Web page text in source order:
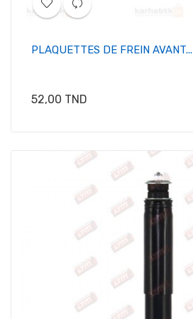
PLAQUETTES DE FREIN AVANT...
Prix
52,00 TND